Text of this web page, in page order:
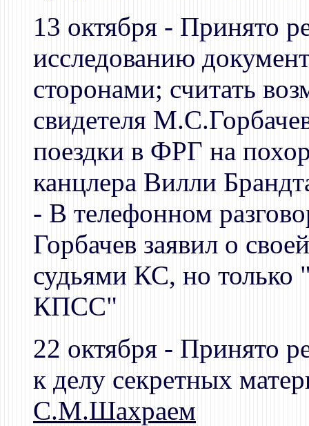
13 октября - Принято
исследованию
сторонами; считать
свидетеля
поездки в ФРГ на
канцлера Вилли
- В телефонном
Горбачев заявил о
судьями КС, но только
КПСС"
22 октября - Принято
к делу секретных
С.М.Шахраем